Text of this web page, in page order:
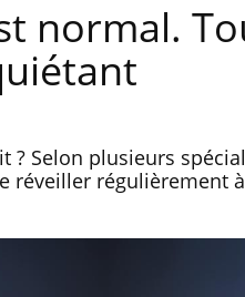
normal.
? Selon plusieurs
réveiller régulièrement